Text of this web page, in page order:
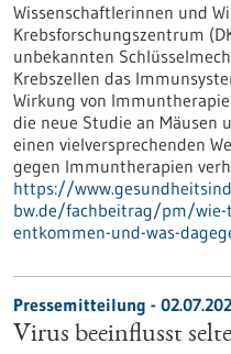
Wissenschaftlerinnen und
Krebsforschungszentrum
unbekannten
Krebszellen das
Wirkung von
die neue Studie an Mäusen
einen vielversprechenden
gegen Immuntherapien
https://
bw.de/fachbeitrag/pm/
entkommen-und-was-
Pressemitteilung -
Virus beeinflusst